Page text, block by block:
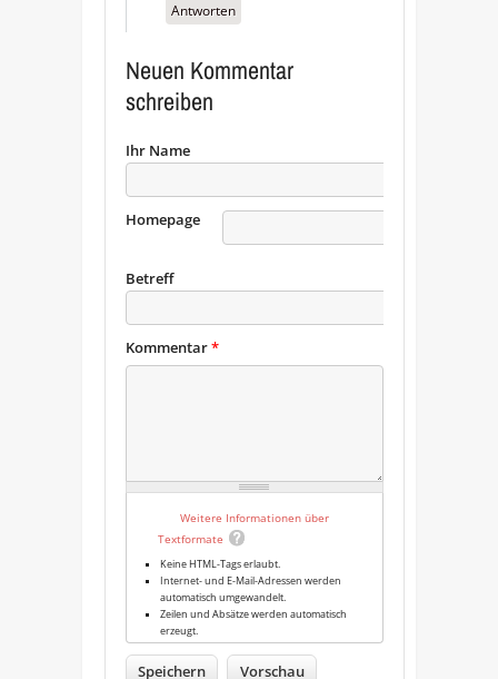
Antworten
Neuen Kommentar
schreiben
Ihr Name
Homepage
Betreff
Kommentar*
Weitere Informationen über
Textformate
Keine HTML-Tags erlaubt.
Internet- und E-Mail-Adressen werden
automatisch umgewandelt.
Zeilen und Absätze werden automatisch
erzeugt.